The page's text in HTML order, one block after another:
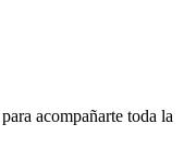
acompañarte toda la